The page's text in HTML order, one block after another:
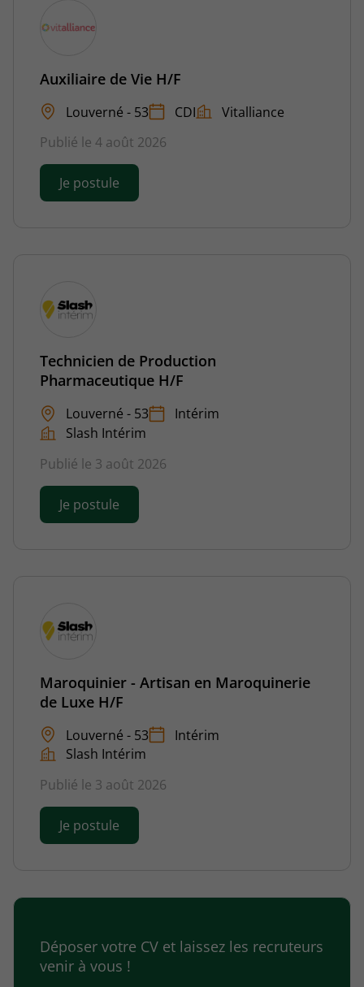
Auxiliaire de Vie H/F
Louverné - 53 CDI
Vitalliance
Publié le 4 août 2026
Je postule
Technicien de Production
Pharmaceutique H/F
Louverné - 53
Intérim
Slash Intérim
Publié le 3 août 2026
Je postule
Maroquinier - Artisan en Maroquinerie
de Luxe H/F
Louverné - 53
Intérim
Slash Intérim
Publié le 3 août 2026
Je postule
Déposer votre CV et laissez les recruteurs
venir à vous !